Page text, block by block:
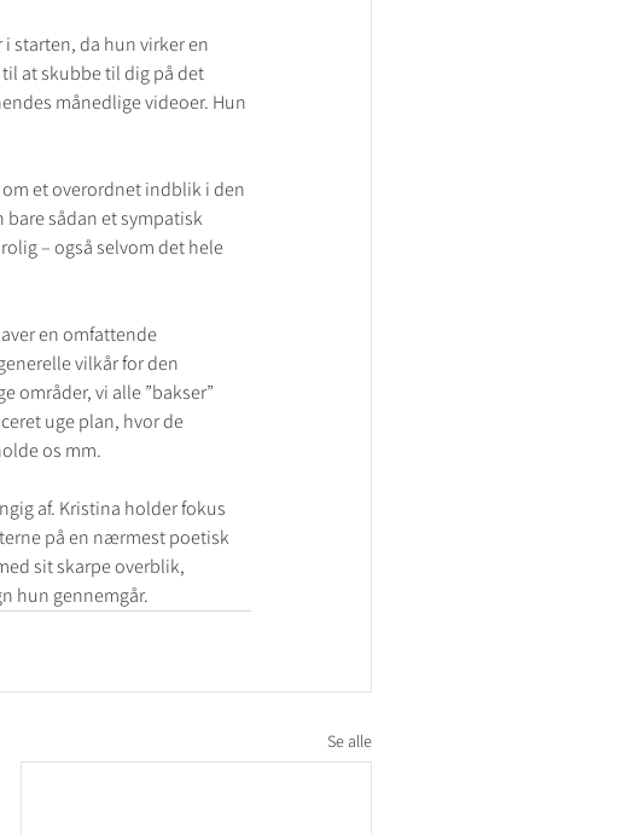
starten, da hun virker en
at skubbe til dig på det
månedlige videoer. Hun
et overordnet indblik i den
sådan et sympatisk
– også selvom det hele
en omfattende
vilkår for den
områder, vi alle ”bakser”
uge plan, hvor de
os mm.
af. Kristina holder fokus
på en nærmest poetisk
sit skarpe overblik,
hun gennemgår.
Se alle